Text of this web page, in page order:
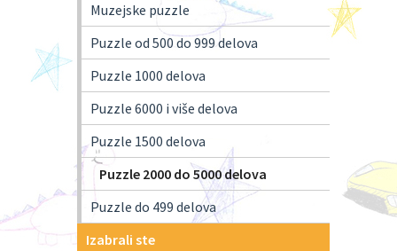
Muzejske puzzle
Puzzle od 500 do 999 delova
Puzzle 1000 delova
Puzzle 6000 i više delova
Puzzle 1500 delova
Puzzle 2000 do 5000 delova
Puzzle do 499 delova
Izabrali ste